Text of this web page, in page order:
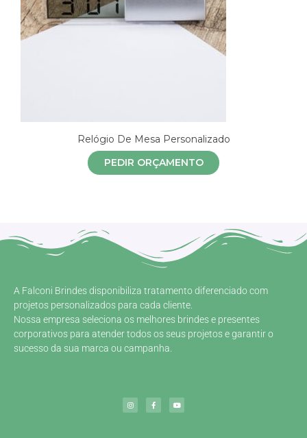
Relógio De Mesa Personalizado
PEDIR ORÇAMENTO
A Falconi Brindes disponibiliza tratamento diferenciado com
projetos personalizados para cada cliente.
Nossa empresa seleciona os melhores brindes e presentes
corporativos para atender todos os seus projetos e garantir o
sucesso da sua marca ou campanha.